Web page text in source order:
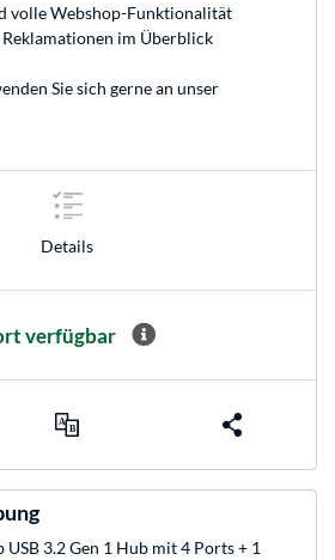
volle Webshop-Funktionalität
im Überblick
Sie sich gerne an unser
Details
verfügbar
USB 3.2 Gen 1 Hub mit 4 Ports + 1